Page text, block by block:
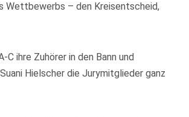
Wettbewerbs – den Kreisentscheid,
ihre Zuhörer in den Bann und
Hielscher die Jurymitglieder ganz